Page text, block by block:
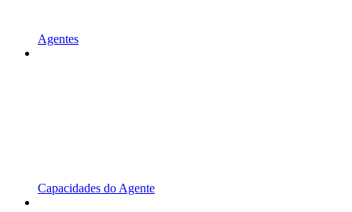
Agentes
Capacidades do Agente